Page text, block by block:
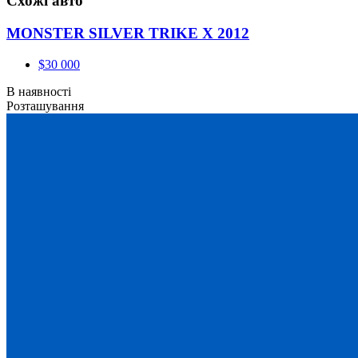
MONSTER SILVER TRIKE X 2012
$30 000
В наявності
Розташування